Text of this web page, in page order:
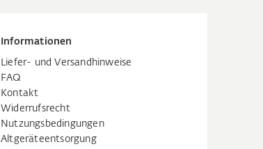
Informationen
Liefer- und Versandhinweise
FAQ
Kontakt
Widerrufsrecht
Nutzungsbedingungen
Altgeräteentsorgung